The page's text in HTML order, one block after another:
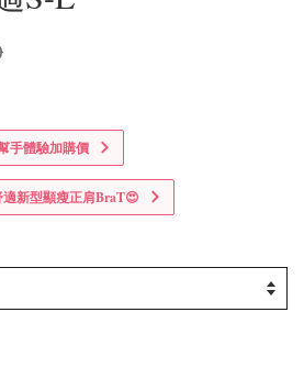
手體驗加購價
適新型顯瘦正肩BraT😍